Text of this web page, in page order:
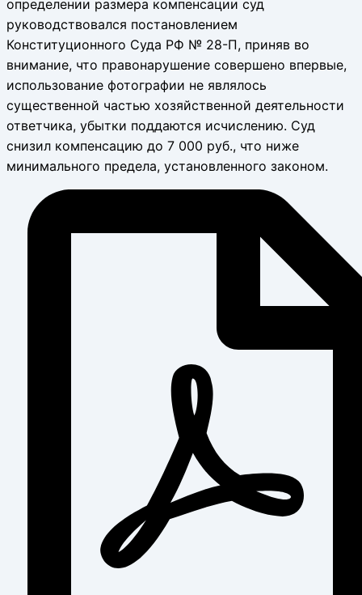
определении размера компенсации суд
руководствовался постановлением
Конституционного Суда РФ № 28-П, приняв во
внимание, что правонарушение совершено впервые,
использование фотографии не являлось
существенной частью хозяйственной деятельности
ответчика, убытки поддаются исчислению. Суд
снизил компенсацию до 7 000 руб., что ниже
минимального предела, установленного законом.